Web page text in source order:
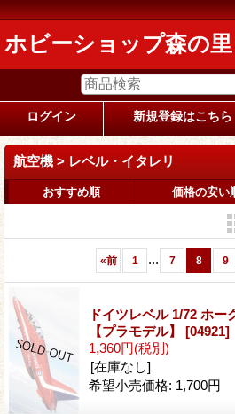
ホビーショップ森の
ログイン 新規登録はこちら
航空機 > レベル・イタレリ
おすすめ順 価格の安い
«前 1 ... 7 8 9
ドイツレベル 1/72 ホー
【プラモデル】 [04921]
1,360円(税別)
[在庫なし]
希望小売価格: 1,700円